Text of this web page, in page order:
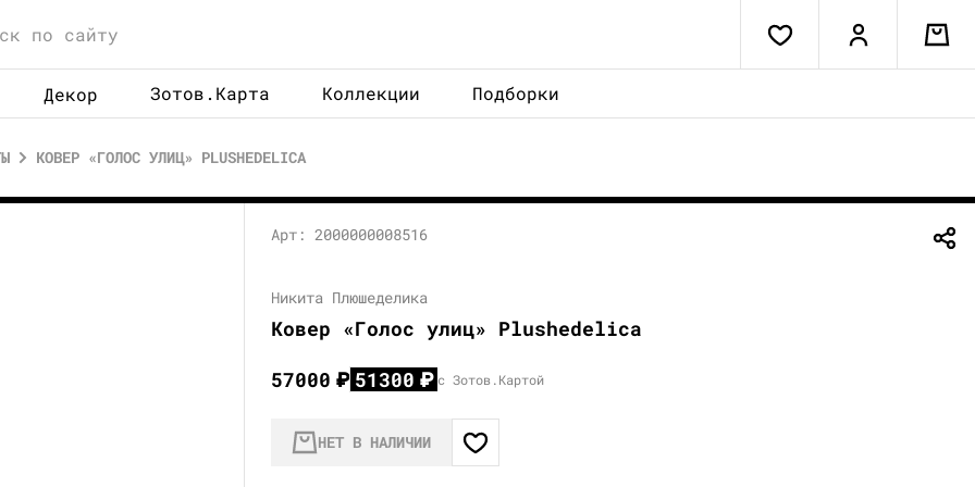
Декор Зотов.Карта Коллекции Подборки
КОВЕР «ГОЛОС УЛИЦ» PLUSHEDELICA
Арт: 2000000008516
Никита Плюшеделика
Ковер «Голос улиц» Plushedelica
57000₽ 51300₽ с Зотов.Картой
НЕТ В НАЛИЧИИ